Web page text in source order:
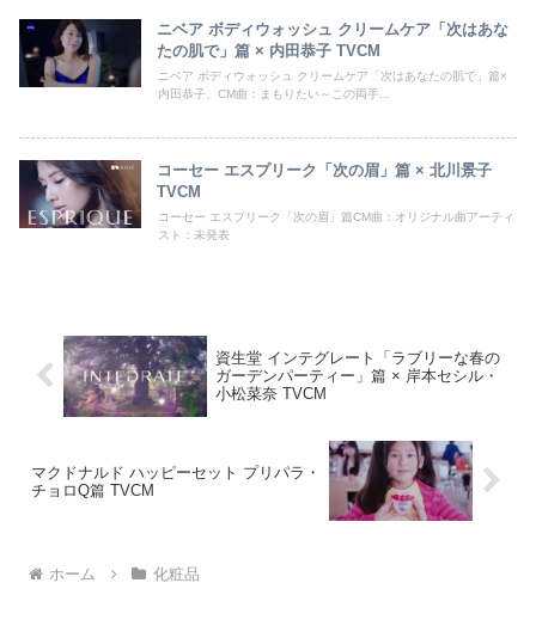
ニベア ボディウォッシュ クリームケア「次はあな
たの肌で」篇 × 内田恭子 TVCM
ニベア ボディウォッシュ クリームケア「次はあなたの肌で」篇×
内田恭子、CM曲：まもりたい～この両手...
コーセー エスプリーク「次の眉」篇 × 北川景子
TVCM
コーセー エスプリーク「次の眉」篇CM曲：オリジナル曲アーティ
スト：未発表
資生堂 インテグレート「ラブリーな春の
ガーデンパーティー」篇 × 岸本セシル・
小松菜奈 TVCM
マクドナルド ハッピーセット プリパラ・
チョロQ篇 TVCM
ホーム 化粧品